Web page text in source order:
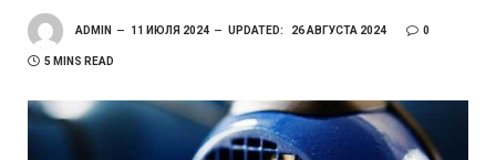
ADMIN 11 ИЮЛЯ 2024 UPDATED: 26 АВГУСТА 2024 0
5 MINS READ